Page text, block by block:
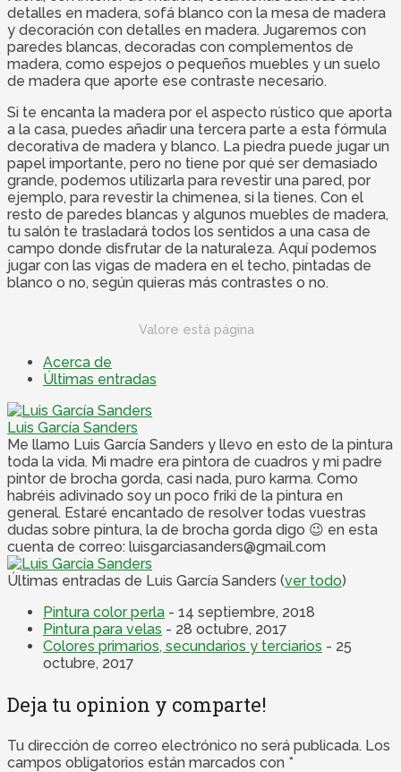
detalles en madera, sofá blanco con la mesa de madera
y decoración con detalles en madera. Jugaremos con
paredes blancas, decoradas con complementos de
madera, como espejos o pequeños muebles y un suelo
de madera que aporte ese contraste necesario.
Si te encanta la madera por el aspecto rústico que aporta
a la casa, puedes añadir una tercera parte a esta fórmula
decorativa de madera y blanco. La piedra puede jugar un
papel importante, pero no tiene por qué ser demasiado
grande, podemos utilizarla para revestir una pared, por
ejemplo, para revestir la chimenea, si la tienes. Con el
resto de paredes blancas y algunos muebles de madera,
tu salón te trasladará todos los sentidos a una casa de
campo donde disfrutar de la naturaleza. Aquí podemos
jugar con las vigas de madera en el techo, pintadas de
blanco o no, según quieras más contrastes o no.
Valore está página
Acerca de
Últimas entradas
Luis García Sanders
Me llamo Luis García Sanders y llevo en esto de la pintura
toda la vida. Mi madre era pintora de cuadros y mi padre
pintor de brocha gorda, casi nada, puro karma. Como
habréis adivinado soy un poco friki de la pintura en
general. Estaré encantado de resolver todas vuestras
dudas sobre pintura, la de brocha gorda digo 😉 en esta
cuenta de correo: luisgarciasanders@gmail.com
Últimas entradas de Luis García Sanders (ver todo)
Pintura color perla - 14 septiembre, 2018
Pintura para velas - 28 octubre, 2017
Colores primarios, secundarios y terciarios - 25
octubre, 2017
Deja tu opinion y comparte!
Tu dirección de correo electrónico no será publicada. Los
campos obligatorios están marcados con *